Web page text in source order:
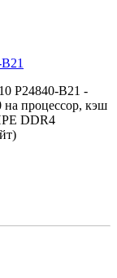
P24840-B21 -
на процессор, кэш
DDR4